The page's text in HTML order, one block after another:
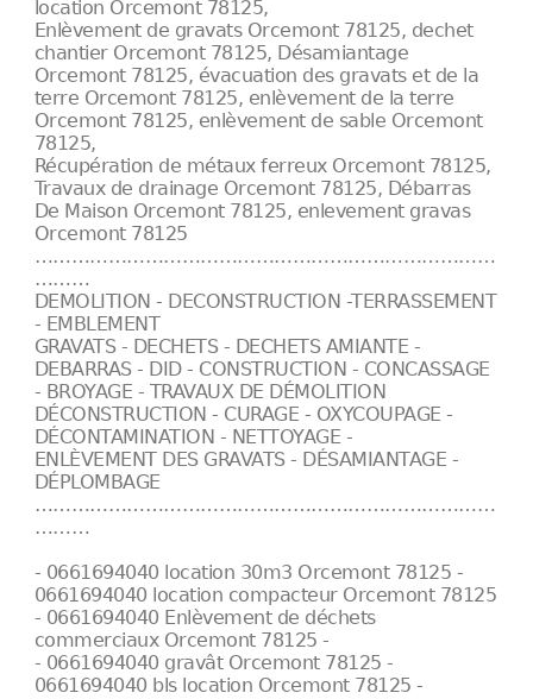
location Orcemont 78125,
Enlèvement de gravats Orcemont 78125, dechet
chantier Orcemont 78125, Désamiantage
Orcemont 78125, évacuation des gravats et de la
terre Orcemont 78125, enlèvement de la terre
Orcemont 78125, enlèvement de sable Orcemont
78125,
Récupération de métaux ferreux Orcemont 78125,
Travaux de drainage Orcemont 78125, Débarras
De Maison Orcemont 78125, enlevement gravas
Orcemont 78125
…………………………………………………………………
………
DEMOLITION - DECONSTRUCTION -TERRASSEMENT
- EMBLEMENT
GRAVATS - DECHETS - DECHETS AMIANTE -
DEBARRAS - DID - CONSTRUCTION - CONCASSAGE
- BROYAGE - TRAVAUX DE DÉMOLITION
DÉCONSTRUCTION - CURAGE - OXYCOUPAGE -
DÉCONTAMINATION - NETTOYAGE -
ENLÈVEMENT DES GRAVATS - DÉSAMIANTAGE -
DÉPLOMBAGE
…………………………………………………………………
………
- 0661694040 location 30m3 Orcemont 78125 -
0661694040 location compacteur Orcemont 78125
- 0661694040 Enlèvement de déchets
commerciaux Orcemont 78125 -
- 0661694040 gravât Orcemont 78125 -
0661694040 bls location Orcemont 78125 -